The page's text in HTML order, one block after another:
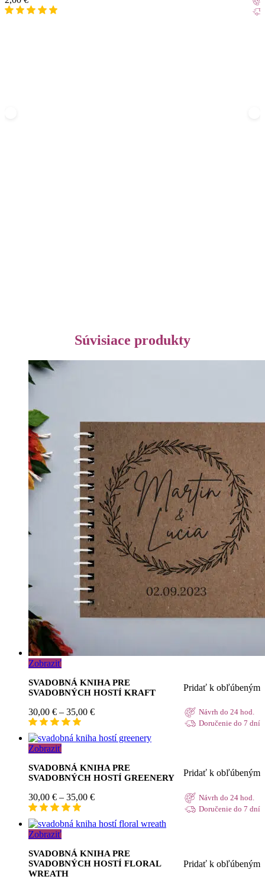
Súvisiace produkty
Zobraziť
SVADOBNÁ KNIHA PRE
SVADOBNÝCH HOSTÍ KRAFT
Pridať k obľúbeným
30,00 € – 35,00 €Price
30,00 €
through
Návrh do 24 hod.
Doručenie do 7 dní
Zobraziť
SVADOBNÁ KNIHA PRE
SVADOBNÝCH HOSTÍ GREENERY
Pridať k obľúbeným
30,00 € – 35,00 €Price
30,00 €
through
Návrh do 24 hod.
Doručenie do 7 dní
Zobraziť
SVADOBNÁ KNIHA PRE
SVADOBNÝCH HOSTÍ FLORAL
WREATH
Pridať k obľúbeným